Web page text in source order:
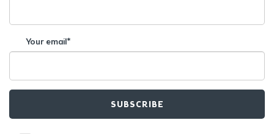
Your email*
SUBSCRIBE